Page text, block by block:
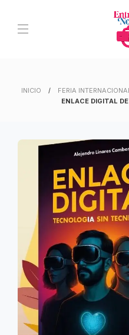
INICIO
FERIA
ENLACE DIGITAL